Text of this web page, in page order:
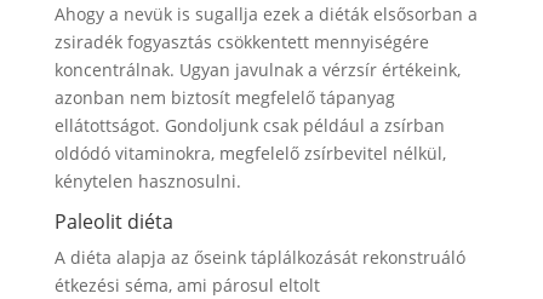
Ahogy a nevük is sugallja ezek a diéták elsősorban a
zsiradék fogyasztás csökkentett mennyiségére
koncentrálnak. Ugyan javulnak a vérzsír értékeink,
azonban nem biztosít megfelelő tápanyag
ellátottságot. Gondoljunk csak például a zsírban
oldódó vitaminokra, megfelelő zsírbevitel nélkül,
kénytelen hasznosulni.
Paleolit diéta
A diéta alapja az őseink táplálkozását rekonstruáló
étkezési séma, ami párosul eltolt